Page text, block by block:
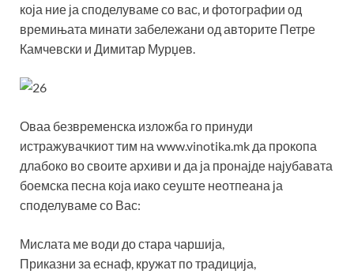
која ние ја споделуваме со вас, и фотографии од
времињата минати забележани од авторите Петре
Камчевски и Димитар Мурџев.
Оваа безвременска изложба го принуди
истражувачкиот тим на www.vinotika.mk да прокопа
длабоко во своите архиви и да ја пронајде најубавата
боемска песна која иако сеуште неотпеана ја
споделуваме со Вас:
Мислата ме води до стара чаршија,
Приказни за еснаф, кружат по традиција,